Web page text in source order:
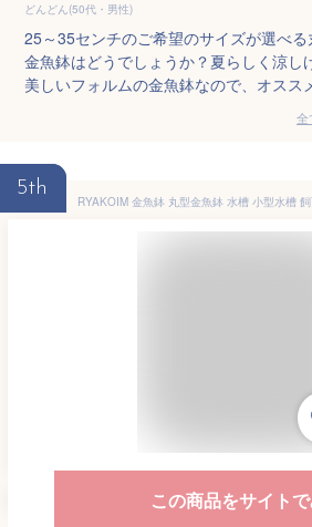
どんどん(50代・男性)
25～35センチのご希望のサイズが選べ
金魚鉢はどうでしょうか？夏らしく涼し
美しいフォルムの金魚鉢なので、オスス
全
5th
この商品をサイト